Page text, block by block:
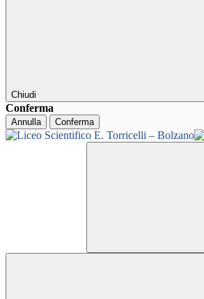
Chiudi
Conferma
Annulla Conferma